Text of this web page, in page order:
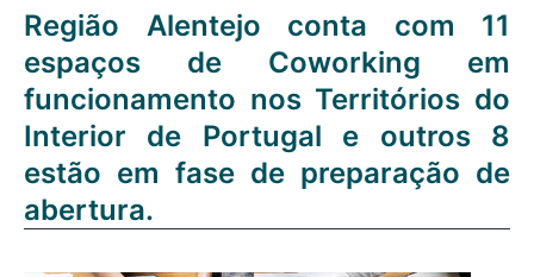
Região Alentejo conta com 11
espaços de Coworking em
funcionamento nos Territórios do
Interior de Portugal e outros 8
estão em fase de preparação de
abertura.